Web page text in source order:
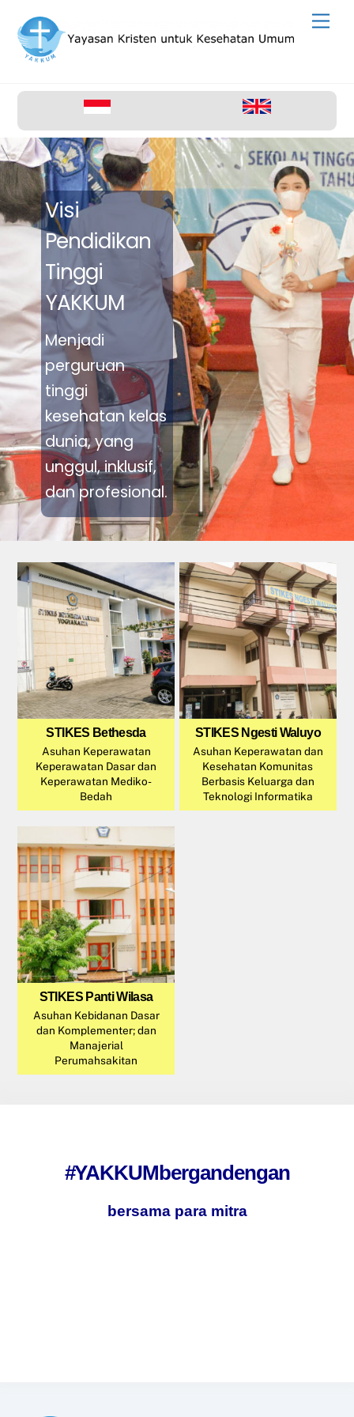
content
Visi
Pendidikan
Tinggi
YAKKUM
Menjadi
perguruan
tinggi
kesehatan kelas
dunia, yang
unggul, inklusif,
dan profesional.
STIKES Bethesda
Asuhan Keperawatan
Keperawatan Dasar dan
Keperawatan Mediko-
Bedah
STIKES Ngesti Waluyo
Asuhan Keperawatan dan
Kesehatan Komunitas
Berbasis Keluarga dan
Teknologi Informatika
STIKES Panti Wilasa
Asuhan Kebidanan Dasar
dan Komplementer; dan
Manajerial
Perumahsakitan
#YAKKUMbergandengan
bersama para mitra